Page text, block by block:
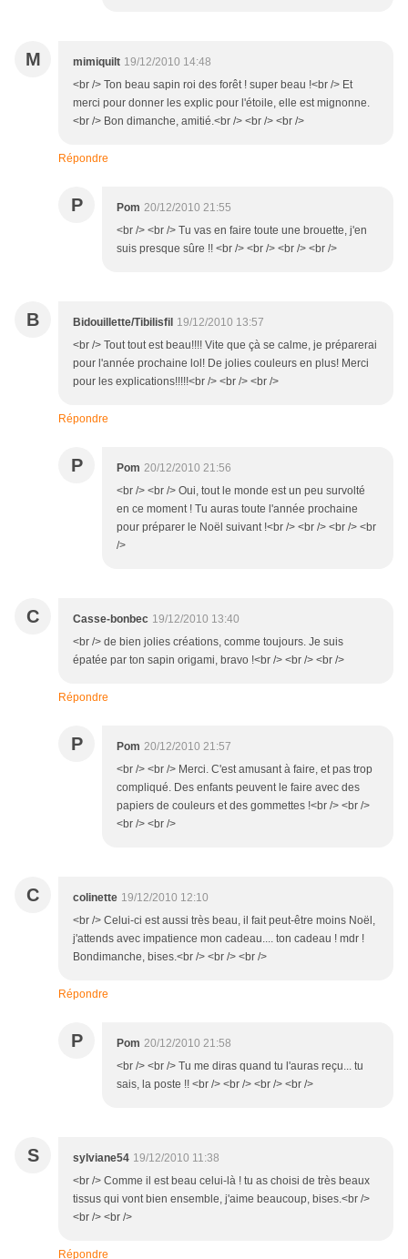
M mimiquilt 19/12/2010 14:48
<br /> Ton beau sapin roi des forêt ! super beau !<br /> Et
merci pour donner les explic pour l'étoile, elle est mignonne.
<br /> Bon dimanche, amitié.<br /> <br /> <br />
Répondre
P Pom 20/12/2010 21:55
<br /> <br /> Tu vas en faire toute une brouette, j'en
suis presque sûre !! <br /> <br /> <br /> <br />
B Bidouillette/Tibilisfil 19/12/2010 13:57
<br /> Tout tout est beau!!!! Vite que çà se calme, je préparerai
pour l'année prochaine lol! De jolies couleurs en plus! Merci
pour les explications!!!!!<br /> <br /> <br />
Répondre
P Pom 20/12/2010 21:56
<br /> <br /> Oui, tout le monde est un peu survolté
en ce moment ! Tu auras toute l'année prochaine
pour préparer le Noël suivant !<br /> <br /> <br /> <br
/>
C Casse-bonbec 19/12/2010 13:40
<br /> de bien jolies créations, comme toujours. Je suis
épatée par ton sapin origami, bravo !<br /> <br /> <br />
Répondre
P Pom 20/12/2010 21:57
<br /> <br /> Merci. C'est amusant à faire, et pas trop
compliqué. Des enfants peuvent le faire avec des
papiers de couleurs et des gommettes !<br /> <br />
<br /> <br />
C colinette 19/12/2010 12:10
<br /> Celui-ci est aussi très beau, il fait peut-être moins Noël,
j'attends avec impatience mon cadeau.... ton cadeau ! mdr !
Bondimanche, bises.<br /> <br /> <br />
Répondre
P Pom 20/12/2010 21:58
<br /> <br /> Tu me diras quand tu l'auras reçu... tu
sais, la poste !! <br /> <br /> <br /> <br />
S sylviane54 19/12/2010 11:38
<br /> Comme il est beau celui-là ! tu as choisi de très beaux
tissus qui vont bien ensemble, j'aime beaucoup, bises.<br />
<br /> <br />
Répondre